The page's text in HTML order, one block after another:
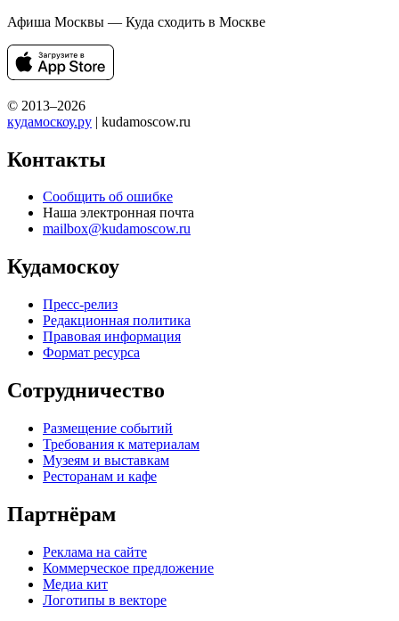
Афиша Москвы — Куда сходить в Москве
© 2013–2026
кудамоскоу.ру | kudamoscow.ru
Контакты
Сообщить об ошибке
Наша электронная почта
mailbox@kudamoscow.ru
Кудамоскоу
Пресс-релиз
Редакционная политика
Правовая информация
Формат ресурса
Сотрудничество
Размещение событий
Требования к материалам
Музеям и выставкам
Ресторанам и кафе
Партнёрам
Реклама на сайте
Коммерческое предложение
Медиа кит
Логотипы в векторе